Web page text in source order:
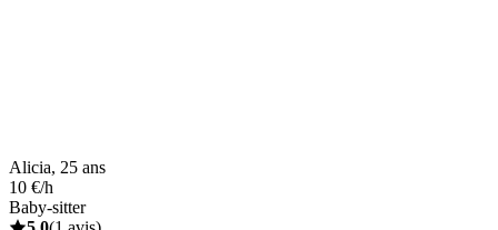
Alicia, 25 ans
10 €/h
Baby-sitter